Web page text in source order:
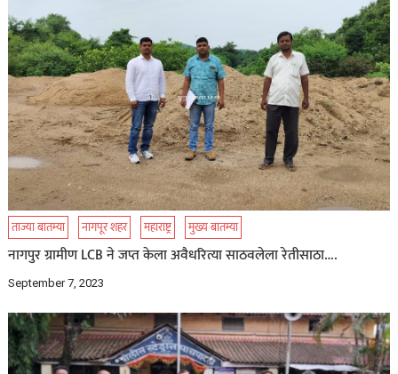
ताज्या बातम्या नागपूर शहर महाराष्ट्र मुख्य बातम्या
नागपुर ग्रामीण LCB ने जप्त केला अवैधरित्या साठवलेला रेतीसाठा….
September 7, 2023